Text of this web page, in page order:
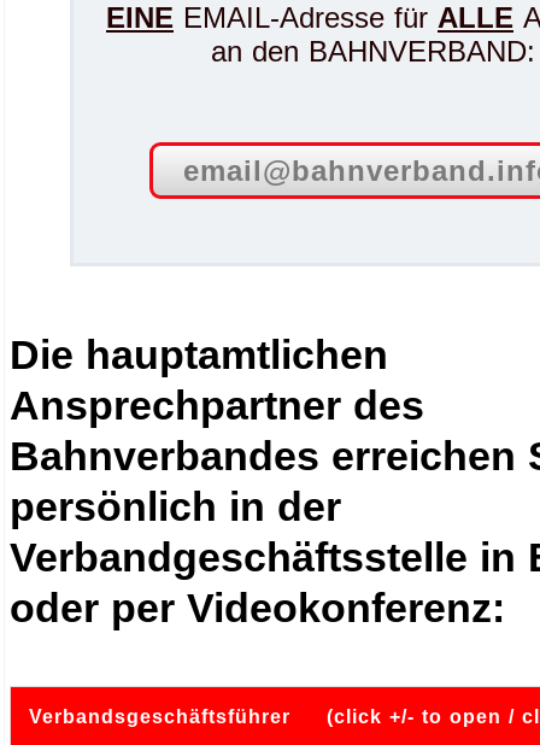
EINE EMAIL-Adresse für ALLE
an den BAHNVERBAND:
Die hauptamtlichen
Ansprechpartner des
Bahnverbandes erreichen
persönlich in der
Verbandgeschäftsstelle in
oder per Videokonferenz:
Verbandsgeschäftsführer (click +/- to open /